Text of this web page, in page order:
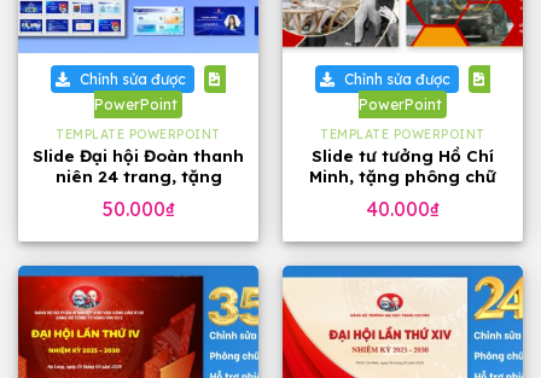
Chỉnh sửa được
PowerPoint
TEMPLATE POWERPOINT
Slide Đại hội Đoàn thanh
niên 24 trang, tặng
50.000₫
Chỉnh sửa được
PowerPoint
TEMPLATE POWERPOINT
Slide tư tưởng Hồ Chí
Minh, tặng phông chữ
40.000₫